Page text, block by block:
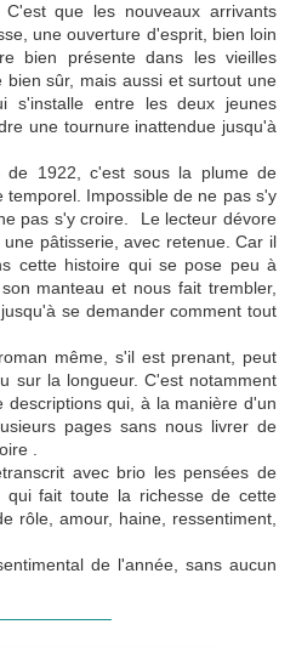
que les nouveaux arrivants
une ouverture d'esprit, bien loin
bien présente dans les vieilles
sûr, mais aussi et surtout une
s'installe entre les deux jeunes
une tournure inattendue jusqu'à
de 1922, c'est sous la plume de
temporel. Impossible de ne pas s'y
pas s'y croire. Le lecteur dévore
pâtisserie, avec retenue. Car il
cette histoire qui se pose peu à
manteau et nous fait trembler,
se demander comment tout
même, s'il est prenant, peut
sur la longueur. C'est notamment
descriptions qui, à la manière d'un
pages sans nous livrer de
.
avec brio les pensées de
fait toute la richesse de cette
rôle, amour, haine, ressentiment,
de l'année, sans aucun